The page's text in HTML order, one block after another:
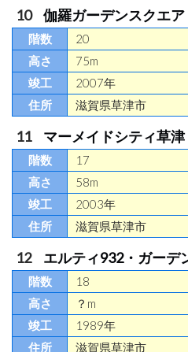
伽羅ガーデンスクエア
20
75m
2007年
滋賀県草津市
マーメイドシティ草津
17
58m
2003年
滋賀県草津市
エルティ932・ガーデ
18
？m
1989年
滋賀県草津市